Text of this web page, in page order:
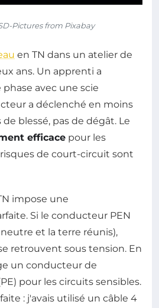
Pictures from Pixabay
en TN dans un atelier de
ans. Un apprenti a
avec une scie
a déclenché en moins
de blessé, pas de dégât. Le
efficace pour les
de court-circuit sont
impose une
Si le conducteur PEN
et la terre réunis),
retrouvent sous tension. En
un conducteur de
pour les circuits sensibles.
: j'avais utilisé un câble 4